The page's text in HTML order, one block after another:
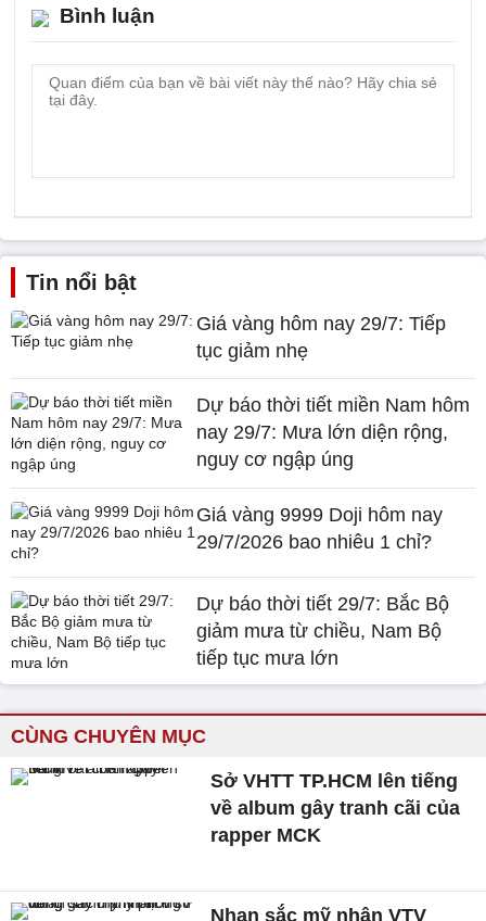
Bình luận
Tin nổi bật
Giá vàng hôm nay 29/7: Tiếp
tục giảm nhẹ
Dự báo thời tiết miền Nam hôm
nay 29/7: Mưa lớn diện rộng,
nguy cơ ngập úng
Giá vàng 9999 Doji hôm nay
29/7/2026 bao nhiêu 1 chỉ?
Dự báo thời tiết 29/7: Bắc Bộ
giảm mưa từ chiều, Nam Bộ
tiếp tục mưa lớn
CÙNG CHUYÊN MỤC
Sở VHTT TP.HCM lên tiếng
về album gây tranh cãi của
rapper MCK
Nhan sắc mỹ nhân VTV